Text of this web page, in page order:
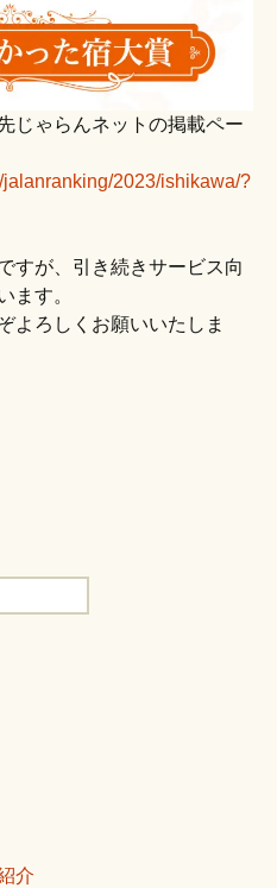
じゃらんネットの掲載ペー
2023/ishikawa/?
すが、引き続きサービス向
ます。
よろしくお願いいたしま
介